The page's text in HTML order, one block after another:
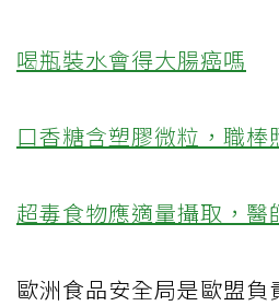
喝瓶裝水會得大腸癌嗎
口香糖含塑膠微粒，職棒
超毒食物應適量攝取，醫
歐洲食品安全局是歐盟負